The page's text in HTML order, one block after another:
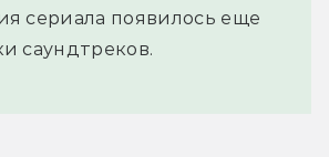
сериала появилось еще
саундтреков.